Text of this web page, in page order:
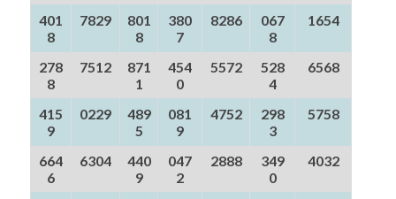
401
8
7829
801
8
380
7
8286
067
8
1654
278
8
7512
871
1
454
0
5572
528
4
6568
415
9
0229
489
5
081
9
4752
298
3
5758
664
6
6304
440
9
047
2
2888
349
0
4032